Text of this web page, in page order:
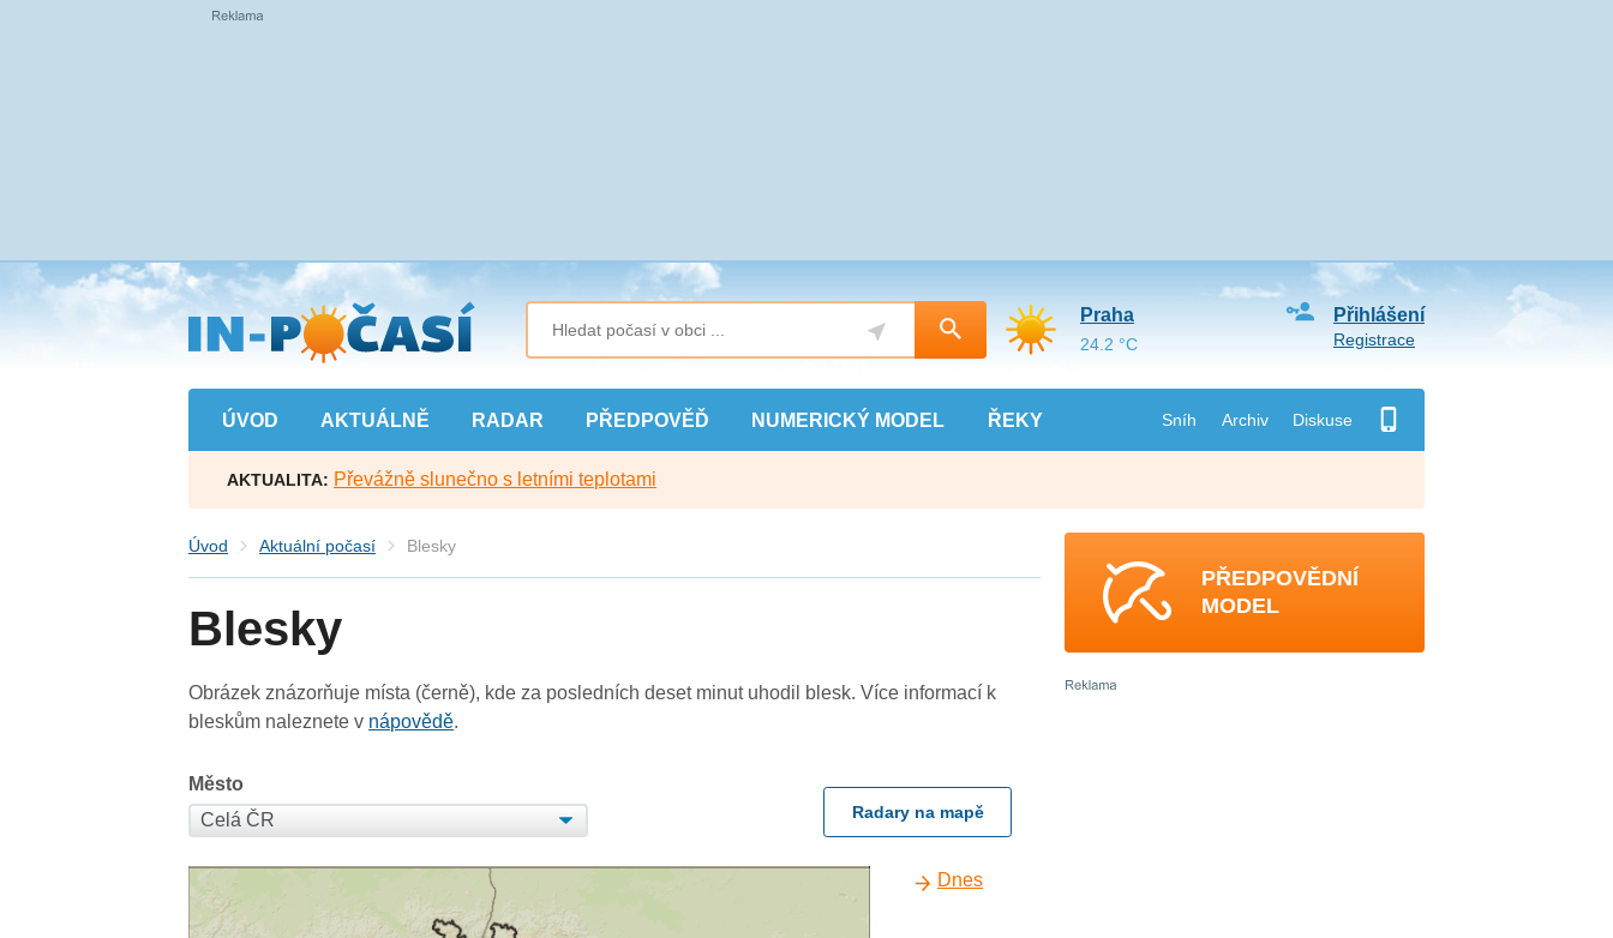
Přejít
na
hlavní
obsah
ÚVOD AKTUÁLNĚ RADAR PŘEDPOVĚĎ NUMERICKÝ MODEL ŘEKY Sníh Archiv Diskuse
Přihlášení
Registrace
Praha
24.2 °C
AKTUALITA: Převážně slunečno s letními teplotami
Úvod Aktuální počasí Blesky
Blesky
Obrázek znázorňuje místa (černě), kde za posledních deset minut uhodil blesk. Více informací k
bleskům naleznete v nápovědě.
Město
Radary na mapě
Dnes
PŘEDPOVĚDNÍ
MODEL